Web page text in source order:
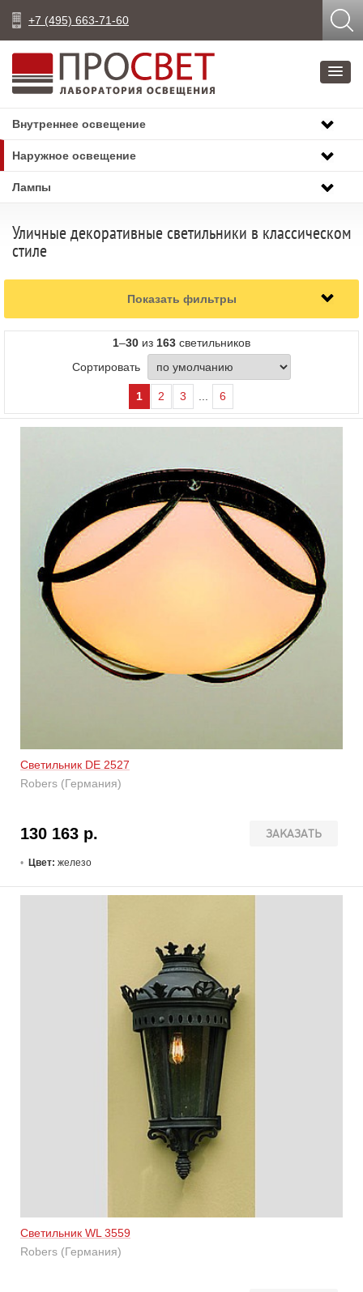
+7 (495) 663-71-60
Внутреннее освещение
Наружное освещение
Лампы
Уличные декоративные светильники в классическом
стиле
Показать фильтры
1–30 из 163 светильников
Сортировать
1 2 3 6
Светильник DE 2527
Robers (Германия)
ЗАКАЗАТЬ
130 163 р.
Цвет: железо
Светильник WL 3559
Robers (Германия)